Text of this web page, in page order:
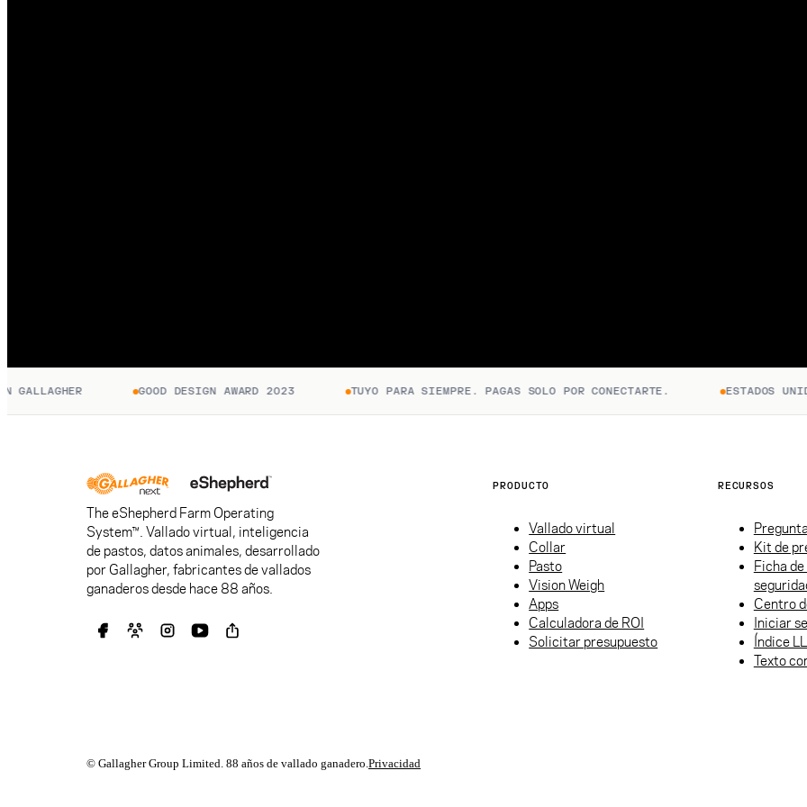
GOOD DESIGN AWARD 2023 TUYO PARA SIEMPRE. PAGAS SOLO POR CONECTARTE. ESTADOS UNIDOS
The eShepherd Farm Operating
System™. Vallado virtual, inteligencia
de pastos, datos animales, desarrollado
por Gallagher, fabricantes de vallados
ganaderos desde hace 88 años.
PRODUCTO
Vallado virtual
Collar
Pasto
Vision Weigh
Apps
Calculadora de ROI
Solicitar presupuesto
RECURSOS
Kit de
Ficha
Centro
Iniciar
Índice
Texto
© Gallagher Group Limited. 88 años de vallado ganadero.Privacidad